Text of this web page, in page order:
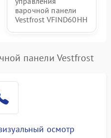
варочной панели
Vestfrost VFIND60HH
панели Vestfrost
осмотр